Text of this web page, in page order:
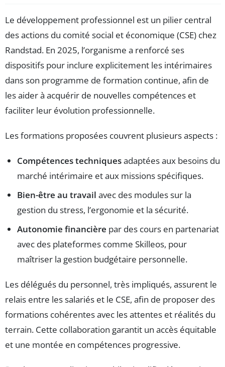
Le développement professionnel est un pilier central
des actions du comité social et économique (CSE) chez
Randstad. En 2025, l’organisme a renforcé ses
dispositifs pour inclure explicitement les intérimaires
dans son programme de formation continue, afin de
les aider à acquérir de nouvelles compétences et
faciliter leur évolution professionnelle.
Les formations proposées couvrent plusieurs aspects :
Compétences techniquesadaptées aux besoins du
marché intérimaire et aux missions spécifiques.
Bien-être au travail avec des modules sur la
gestion du stress, l’ergonomie et la sécurité.
Autonomie financière par des cours en partenariat
avec des plateformes comme Skilleos, pour
maîtriser la gestion budgétaire personnelle.
Les délégués du personnel, très impliqués, assurent le
relais entre les salariés et le CSE, afin de proposer des
formations cohérentes avec les attentes et réalités du
terrain. Cette collaboration garantit un accès équitable
et une montée en compétences progressive.